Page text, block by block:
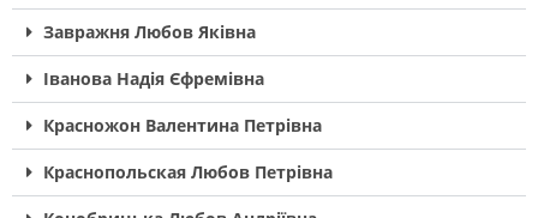
Завражня Любов Яківна
Іванова Надія Єфремівна
Красножон Валентина Петрівна
Краснопольская Любов Петрівна